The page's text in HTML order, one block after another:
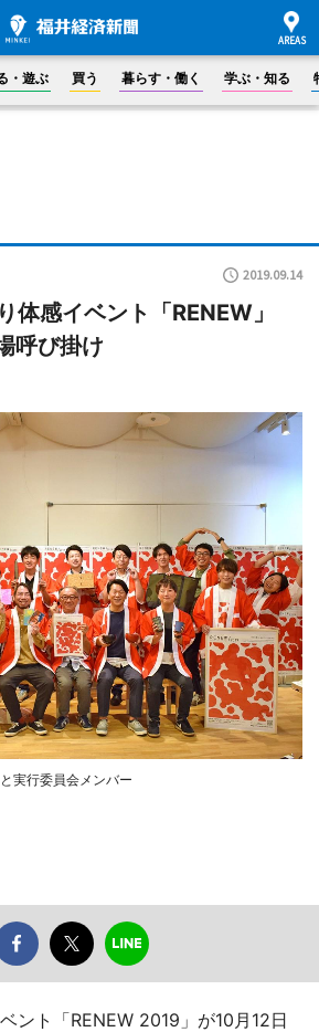
・遊ぶ 買う 暮らす・働く 学ぶ・知る
2019.09.14
体感イベント「RENEW」
呼び掛け
実行委員会メンバー
ント「RENEW 2019」が10月12日